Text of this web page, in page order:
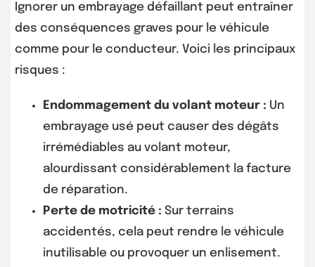
Ignorer un embrayage défaillant peut entraîner
des conséquences graves pour le véhicule
comme pour le conducteur. Voici les principaux
risques :
Endommagement du volant moteur : Un
embrayage usé peut causer des dégâts
irrémédiables au volant moteur,
alourdissant considérablement la facture
de réparation.
Perte de motricité : Sur terrains
accidentés, cela peut rendre le véhicule
inutilisable ou provoquer un enlisement.